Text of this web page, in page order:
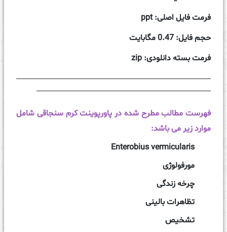
فرمت فایل اصلی: ppt
حجم فایل: 0.47 مگابایت
فرمت بسته دانلودی: zip
فهرست مطالب مطرح شده در پاورپوینت کرم سنجاقی شامل
موارد زیر می‌ باشد:
Enterobius vermicularis
مورفولوژی
چرخه زندگی
تظاهرات بالینی
تشخیص